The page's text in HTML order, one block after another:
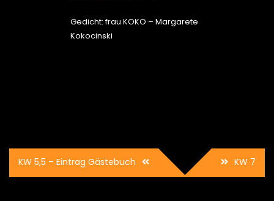
Gedicht: frau KOKO – Margarete
Kokocinski
Beitrags-
Navigation
KW 5,5 – Eintrag Gästebuch KW 7